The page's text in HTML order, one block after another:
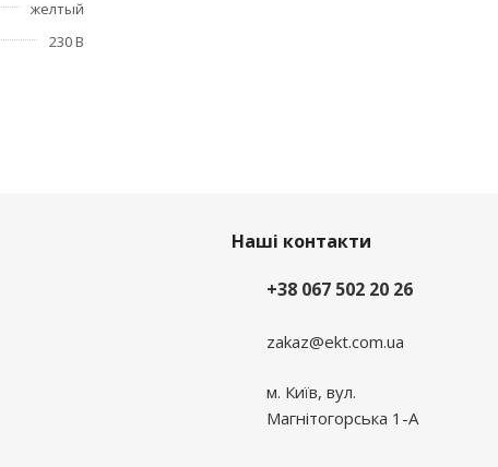
желтый
230 В
Наші контакти
+38 067 502 20 26
zakaz@ekt.com.ua
м. Київ, вул.
Магнітогорська 1-А